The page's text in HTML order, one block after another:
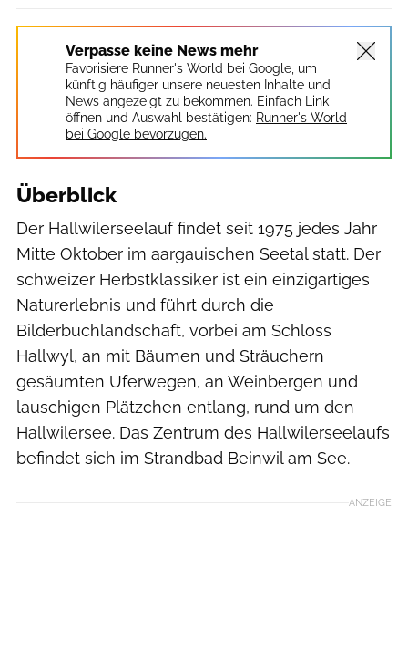
Verpasse keine News mehr
Favorisiere Runner's World bei Google, um
künftig häufiger unsere neuesten Inhalte und
News angezeigt zu bekommen. Einfach Link
öffnen und Auswahl bestätigen: Runner's World
bei Google bevorzugen.
Überblick
Der Hallwilerseelauf findet seit 1975 jedes Jahr
Mitte Oktober im aargauischen Seetal statt. Der
schweizer Herbstklassiker ist ein einzigartiges
Naturerlebnis und führt durch die
Bilderbuchlandschaft, vorbei am Schloss
Hallwyl, an mit Bäumen und Sträuchern
gesäumten Uferwegen, an Weinbergen und
lauschigen Plätzchen entlang, rund um den
Hallwilersee. Das Zentrum des Hallwilerseelaufs
befindet sich im Strandbad Beinwil am See.
ANZEIGE